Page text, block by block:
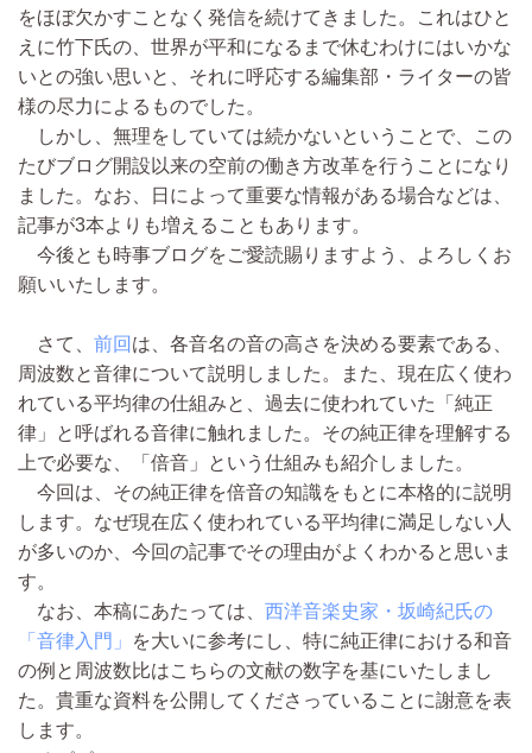
をほぼ欠かすことなく発信を続けてきました。これはひと
えに竹下氏の、世界が平和になるまで休むわけにはいかな
いとの強い思いと、それに呼応する編集部・ライターの皆
様の尽力によるものでした。
しかし、無理をしていては続かないということで、この
たびブログ開設以来の空前の働き方改革を行うことになり
ました。なお、日によって重要な情報がある場合などは、
記事が3本よりも増えることもあります。
今後とも時事ブログをご愛読賜りますよう、よろしくお
願いいたします。
さて、 前回 は、各音名の音の高さを決める要素である、
周波数と音律について説明しました。また、現在広く使わ
れている平均律の仕組みと、過去に使われていた「純正
律」と呼ばれる音律に触れました。その純正律を理解する
上で必要な、「倍音」という仕組みも紹介しました。
今回は、その純正律を倍音の知識をもとに本格的に説明
します。なぜ現在広く使われている平均律に満足しない人
が多いのか、今回の記事でその理由がよくわかると思いま
す。
なお、本稿にあたっては、 西洋音楽史家・坂崎紀氏の
「音律入門」
を大いに参考にし、特に純正律における和音
の例と周波数比はこちらの文献の数字を基にいたしまし
た。貴重な資料を公開してくださっていることに謝意を表
します。